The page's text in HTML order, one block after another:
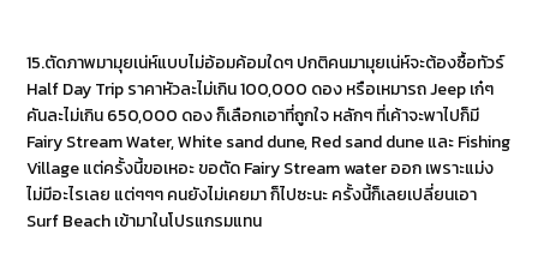
15.ตัดภาพมามุยเน่ห์แบบไม่อ้อมค้อมใดๆ ปกติคนมามุยเน่ห์จะต้องซื้อทัวร์
Half Day Trip ราคาหัวละไม่เกิน 100,000 ดอง หรือเหมารถ Jeep เก๋ๆ
คันละไม่เกิน 650,000 ดอง ก็เลือกเอาที่ถูกใจ หลักๆ ที่เค้าจะพาไปก็มี
Fairy Stream Water, White sand dune, Red sand dune และ Fishing
Village แต่ครั้งนี้ขอเหอะ ขอตัด Fairy Stream water ออก เพราะแม่ง
ไม่มีอะไรเลย แต่ๆๆๆ คนยังไม่เคยมา ก็ไปซะนะ ครั้งนี้ก็เลยเปลี่ยนเอา
Surf Beach เข้ามาในโปรแกรมแทน